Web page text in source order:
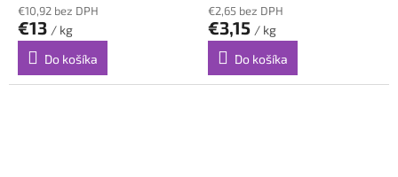
€10,92 bez DPH
€13 / kg
Do košíka
€2,65 bez DPH
€3,15 / kg
Do košíka